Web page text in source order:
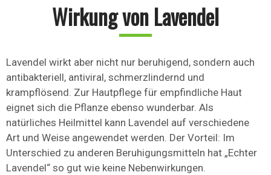
Wirkung von Lavendel
Lavendel wirkt aber nicht nur beruhigend, sondern auch
antibakteriell, antiviral, schmerzlindernd und
krampflösend. Zur Hautpflege für empfindliche Haut
eignet sich die Pflanze ebenso wunderbar. Als
natürliches Heilmittel kann Lavendel auf verschiedene
Art und Weise angewendet werden. Der Vorteil: Im
Unterschied zu anderen Beruhigungsmitteln hat „Echter
Lavendel“ so gut wie keine Nebenwirkungen.